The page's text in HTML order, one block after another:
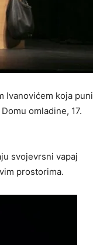
Ivanovićem koja puni
omladine, 17.
svojevrsni vapaj
prostorima.